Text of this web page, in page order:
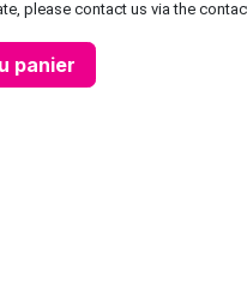
please contact us via the
panier